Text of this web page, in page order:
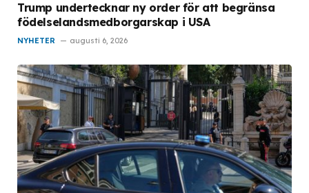
Trump undertecknar ny order för att begränsa
födelselandsmedborgarskap i USA
NYHETER augusti 6, 2026